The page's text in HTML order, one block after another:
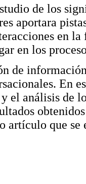
de los
aportara
en
en los
de
En
el análisis de
artículo que se